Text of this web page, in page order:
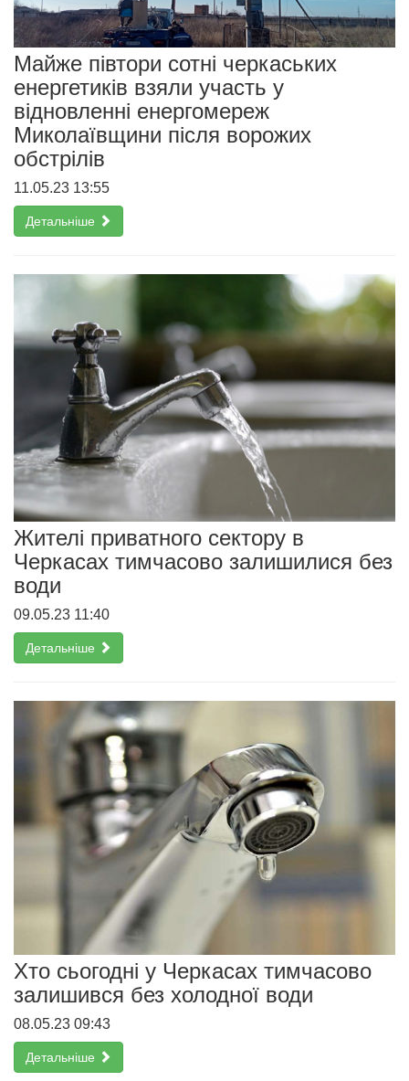
Майже півтори сотні черкаських
енергетиків взяли участь у
відновленні енергомереж
Миколаївщини після ворожих
обстрілів
11.05.23 13:55
Детальніше
Жителі приватного сектору в
Черкасах тимчасово залишилися без
води
09.05.23 11:40
Детальніше
Хто сьогодні у Черкасах тимчасово
залишився без холодної води
08.05.23 09:43
Детальніше